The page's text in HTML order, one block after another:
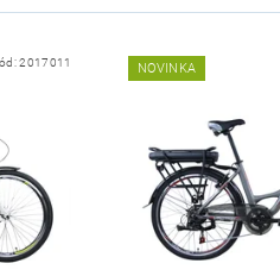
2017011 NOVINKA